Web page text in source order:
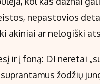
nepastovios
akiniai ar nelogiški
ir į foną: DI neretai
žodžių